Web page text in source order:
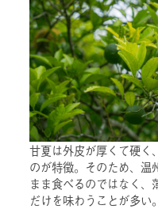
甘夏は外皮が厚くて硬く
のが特徴。そのため、温
まま食べるのではなく、
だけを味わうことが多い。